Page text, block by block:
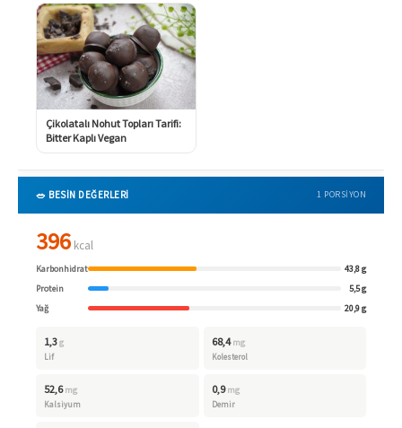
Çikolatalı Nohut Topları Tarifi:
Bitter Kaplı Vegan
🥗 BESİN DEĞERLERİ 1 PORSIYON
396 kcal
Karbonhidrat
43,8 g
Protein
5,5 g
Yağ
20,9 g
1,3g
Lif
68,4 mg
Kolesterol
52,6 mg
Kalsiyum
0,9 mg
Demir